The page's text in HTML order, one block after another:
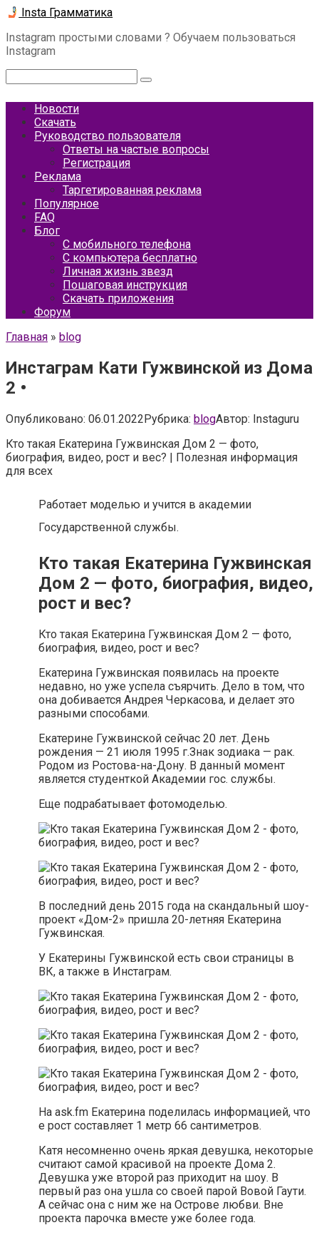
Перейти
контенту
Insta Грамматика
Instagram простыми словами ? Обучаем пользоваться
Instagram
Новости
Скачать
Руководство пользователя
Ответы на частые вопросы
Регистрация
Реклама
Таргетированная реклама
Популярное
FAQ
Блог
С мобильного телефона
С компьютера бесплатно
Личная жизнь звезд
Пошаговая инструкция
Скачать приложения
Форум
Главная » blog
Инстаграм Кати Гужвинской из Дома
2 •
Опубликовано: 06.01.2022Рубрика: blogАвтор: Instaguru
Кто такая Екатерина Гужвинская Дом 2 — фото,
биография, видео, рост и вес? | Полезная информация
для всех
Работает моделью и учится в академии
Государственной службы.
Кто такая Екатерина Гужвинская
Дом 2 — фото, биография, видео,
рост и вес?
Кто такая Екатерина Гужвинская Дом 2 — фото,
биография, видео, рост и вес?
Екатерина Гужвинская появилась на проекте
недавно, но уже успела съярчить. Дело в том, что
она добивается Андрея Черкасова, и делает это
разными способами.
Екатерине Гужвинской сейчас 20 лет. День
рождения — 21 июля 1995 г.Знак зодиака — рак.
Родом из Ростова-на-Дону. В данный момент
является студенткой Академии гос. службы.
Еще подрабатывает фотомоделью.
В последний день 2015 года на скандальный шоу-
проект «Дом-2» пришла 20-летняя Екатерина
Гужвинская.
У Екатерины Гужвинской есть свои страницы в
ВК, а также в Инстаграм.
На ask.fm Екатерина поделилась информацией, что
е рост составляет 1 метр 66 сантиметров.
Катя несомненно очень яркая девушка, некоторые
считают самой красивой на проекте Дома 2.
Девушка уже второй раз приходит на шоу. В
первый раз она ушла со своей парой Вовой Гаути.
А сейчас она с ним же на Острове любви. Вне
проекта парочка вместе уже более года.